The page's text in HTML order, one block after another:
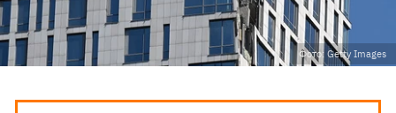
Фото: Getty Images